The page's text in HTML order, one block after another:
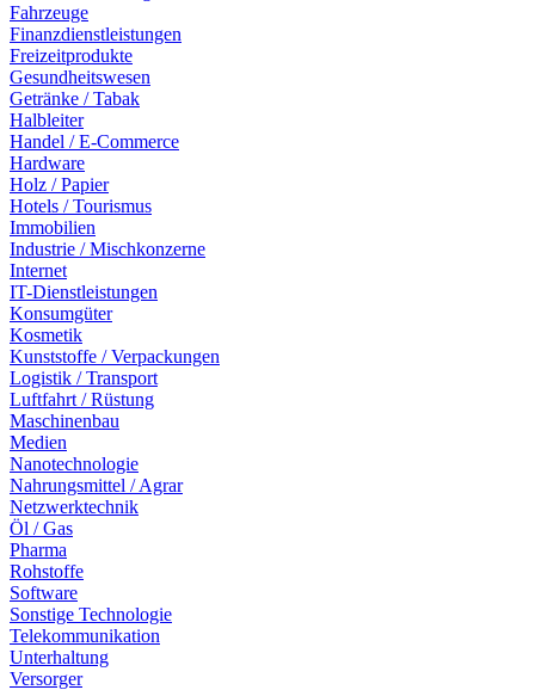
Fahrzeuge
Finanzdienstleistungen
Freizeitprodukte
Gesundheitswesen
Getränke / Tabak
Halbleiter
Handel / E-Commerce
Hardware
Holz / Papier
Hotels / Tourismus
Immobilien
Industrie / Mischkonzerne
Internet
IT-Dienstleistungen
Konsumgüter
Kosmetik
Kunststoffe / Verpackungen
Logistik / Transport
Luftfahrt / Rüstung
Maschinenbau
Medien
Nanotechnologie
Nahrungsmittel / Agrar
Netzwerktechnik
Öl / Gas
Pharma
Rohstoffe
Software
Sonstige Technologie
Telekommunikation
Unterhaltung
Versorger